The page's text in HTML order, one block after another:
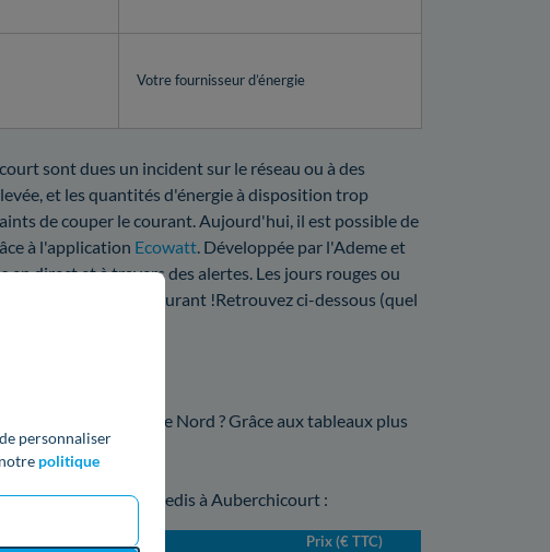
personnaliser
politique
Votre fournisseur d’énergie
sont dues un incident sur le réseau ou à des
et les quantités d'énergie à disposition trop
de couper le courant. Aujourd'hui, il est possible de
à l'application Ecowatt. Développée par l'Ademe et
en direct et à travers des alertes. Les jours rouges ou
la coupure de courant !Retrouvez ci-dessous (quel
panne.
?
par Enedis dans le Nord ? Grâce aux tableaux plus
:
de compteur par Enedis à Auberchicourt :
Prix (€ TTC)